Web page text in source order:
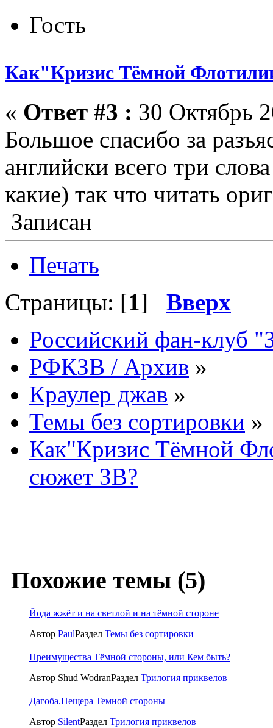
Гость
Как"Кризис Тёмной
« Ответ #3 : 30 Октябрь
Большое спасибо за
английски всего три
какие) так что читать
Записан
Печать
Страницы: [1] Вверх
Российский фан-клуб
РФКЗВ / Архив »
Краулер джав »
Темы без сортировки »
Как"Кризис Тёмной
сюжет ЗВ?
Похожие темы (5)
Йода жжёт и на светлой и на тёмной стороне
Автор PaulРаздел Темы без сортировки
Преимущества Тёмной стороны, или Кем быть?
Автор Shud WodranРаздел Трилогия приквелов
Дагоба.Пещера Темной стороны
Автор SilentРаздел Трилогия приквелов